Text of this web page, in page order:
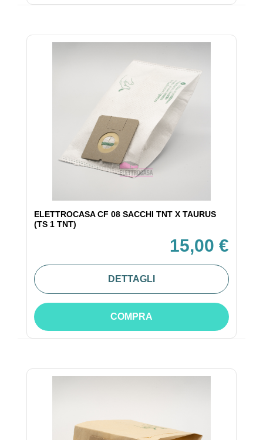
ELETTROCASA CF 08 SACCHI TNT X TAURUS
(TS 1 TNT)
15,00 €
DETTAGLI
COMPRA